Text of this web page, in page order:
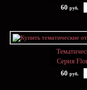
60 руб.
Серия
60 руб.